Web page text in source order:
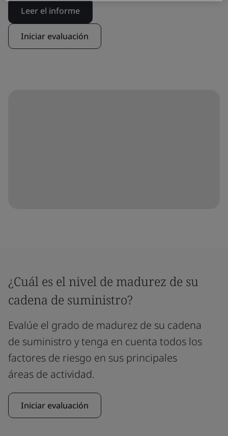
Leer el informe
Iniciar evaluación
¿Cuál es el nivel de madurez de su
cadena de suministro?
Evalúe el grado de madurez de su cadena
de suministro y tenga en cuenta todos los
factores de riesgo en sus principales
áreas de actividad.
Iniciar evaluación